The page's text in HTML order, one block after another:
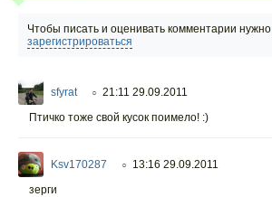
Чтобы писать и оценивать комментарии нужно
зарегистрироваться
sfyrat ○ 21:11 29.09.2011
Птичко тоже свой кусок поимело! :)
Ksv170287 ○ 13:16 29.09.2011
зерги